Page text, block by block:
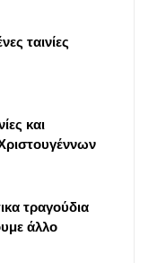
ταινίες
και
τραγούδια
άλλο